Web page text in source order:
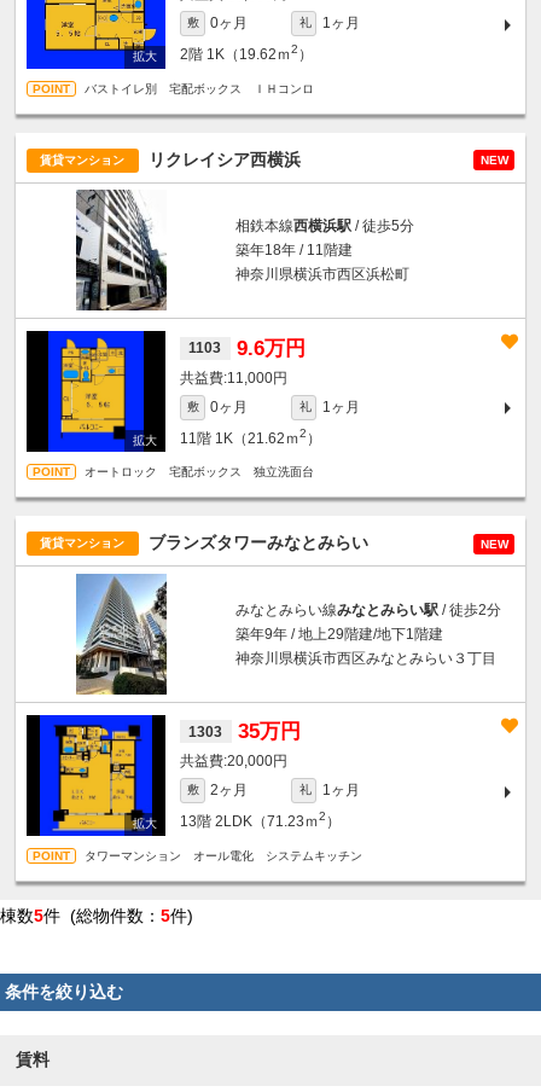
敷 0ヶ月 礼
1ヶ月
2階 1K（19.62ｍ2 ）
バストイレ別 宅配ボックス ＩＨコンロ
賃貸マンション リクレイシア西横浜 NEW
相鉄本線西横浜駅 / 徒歩5分
築年18年 / 11階建
神奈川県横浜市西区浜松町
1103 9.6万円
11,000円
敷 0ヶ月 礼
1ヶ月
11階 1K（21.62ｍ2 ）
オートロック 宅配ボックス 独立洗面台
賃貸マンション ブランズタワーみなとみらい NEW
みなとみらい線みなとみらい駅 / 徒歩2分
築年9年 / 地上29階建/地下1階建
神奈川県横浜市西区みなとみらい３丁目
1303 35万円
20,000円
敷 2ヶ月 礼
1ヶ月
13階 2LDK（71.23ｍ2 ）
タワーマンション オール電化 システムキッチン
棟数5件 (総物件数： 5件)
条件を絞り込む
賃料